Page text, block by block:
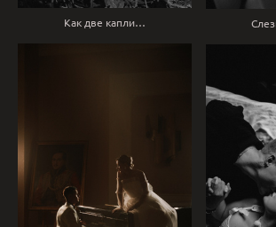
Как две капли…